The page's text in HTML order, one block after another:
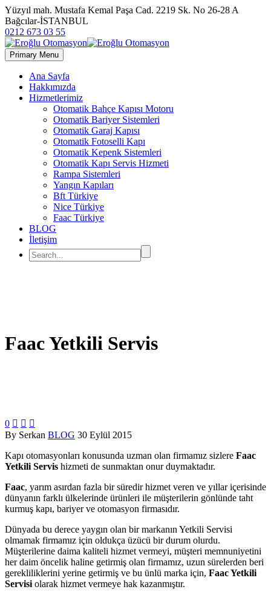
Yüzyıl mah. Mustafa Kemal Paşa Cad. 2219 Sk. No 26-28 A
Bağcılar-İSTANBUL
0212 673 03 55
Primary Menu
Ana Sayfa
Hakkımızda
Hizmetlerimiz
Otomatik Bahçe Kapısı Motoru
Otomatik Bariyer Sistemleri
Otomatik Garaj Kapısı
Otomatik Fotoselli Kapı
Otomatik Kepenk Sistemleri
Otomatik Kapı Servis Hizmeti
Rampa Sistemleri
Yangın Kapıları
Bft Türkiye
Nice Türkiye
Faac Türkiye
BLOG
İletişim
Faac Yetkili Servis
0   
By Serkan BLOG 30 Eylül 2015
Kapı otomasyonları konusunda uzman olan firmamız sizlere Faac
Yetkili Servis hizmeti de sunmaktan onur duymaktadır.
Faac, yarım asırdan fazla bir süredir hizmet veren ve yıllar içerisinde
dünyanın farklı ülkelerinde ürünleri ile müşterilerin gönlünde taht
kurmuş kapı, bariyer ve otomasyon firmasıdır.
Dünyada bu derece yaygın olan bir markanın Yetkili Servisi
olmamak firmamız için oldukça üzücü bir durum olurdu.
Müşterilerine daima kaliteli hizmet vermeyi, müşteri memnuniyetini
her daim öncelik haline getirmiş olan firmamız, uzun sürelerden beri
gerekliliklerini yerine getirmiş ve bu ünlü marka için, Faac Yetkili
Servisi olarak hizmet vermeye hak kazanmıştır.